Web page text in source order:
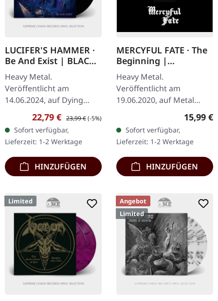
LUCIFER'S HAMMER ·
Be And Exist | BLACK
LP
Heavy Metal.
Veröffentlicht am
14.06.2024, auf Dying
Victims Productions.
Schwarzes Vinyl mit
Insert, Poster, Sticker,
Postkarte und Download-
Code.…
Verkaufspreis:
22,79 € Regulärer Preis:
23,99 €(-5%)
Sofort verfügbar,
Lieferzeit: 1-2 Werktage
HINZUFÜGEN
MERCYFUL FATE · The
Beginning |
DIGIBOOK CD
Heavy Metal.
Veröffentlicht am
19.06.2020, auf Metal
Blade Records. Hardcover
DigiPak mit CD im Vinyl-
Look mit kleinem Poster.
"The Beginning" von…
15,99 €
Sofort verfügbar,
Lieferzeit: 1-2 Werktage
HINZUFÜGEN
Limited
Angebot
Limited